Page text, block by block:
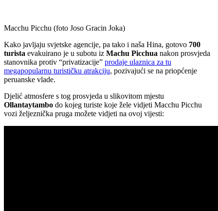
Macchu Picchu (foto Joso Gracin Joka)
Kako javljaju svjetske agencije, pa tako i naša Hina, gotovo 700
turista evakuirano je u subotu iz Machu Picchua nakon prosvjeda
stanovnika protiv “privatizacije” prodaje ulaznica za tu
megapopularnu turističku atrakciju, pozivajući se na priopćenje
peruanske vlade.
Djelić atmosfere s tog prosvjeda u slikovitom mjestu
Ollantaytambo do kojeg turiste koje žele vidjeti Macchu Picchu
vozi željeznička pruga možete vidjeti na ovoj vijesti: